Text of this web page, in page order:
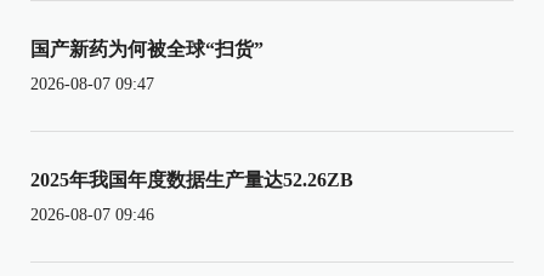
国产新药为何被全球“扫货”
2026-08-07 09:47
2025年我国年度数据生产量达52.26ZB
2026-08-07 09:46